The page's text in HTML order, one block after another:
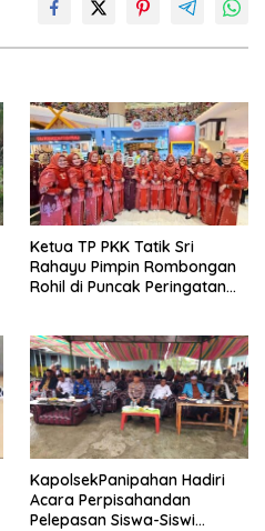
Ketua TP PKK Tatik Sri
Rahayu Pimpin Rombongan
Rohil di Puncak Peringatan
KapolsekPanipahan Hadiri
Acara Perpisahandan
Pelepasan Siswa-Siswi